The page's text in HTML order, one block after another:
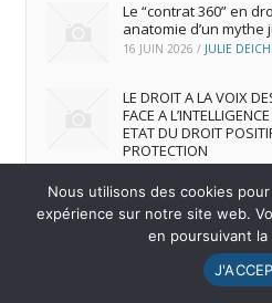
Le “contrat 360” en
anatomie d’un mythe
16 JUIN 2026 / JULIE
LE DROIT A LA VOIX
FACE A
ETAT DU DROIT
PROTECTION
IREDIC-
Nous utilisons des cookies
expérience sur notre site web.
en poursuivant la